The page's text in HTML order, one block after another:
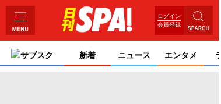
ログイン
会員登録
サブスク 新着 ニュース エンタメ